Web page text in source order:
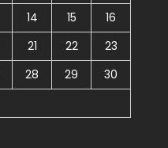
14 15
16
21 22
23
28 29
30